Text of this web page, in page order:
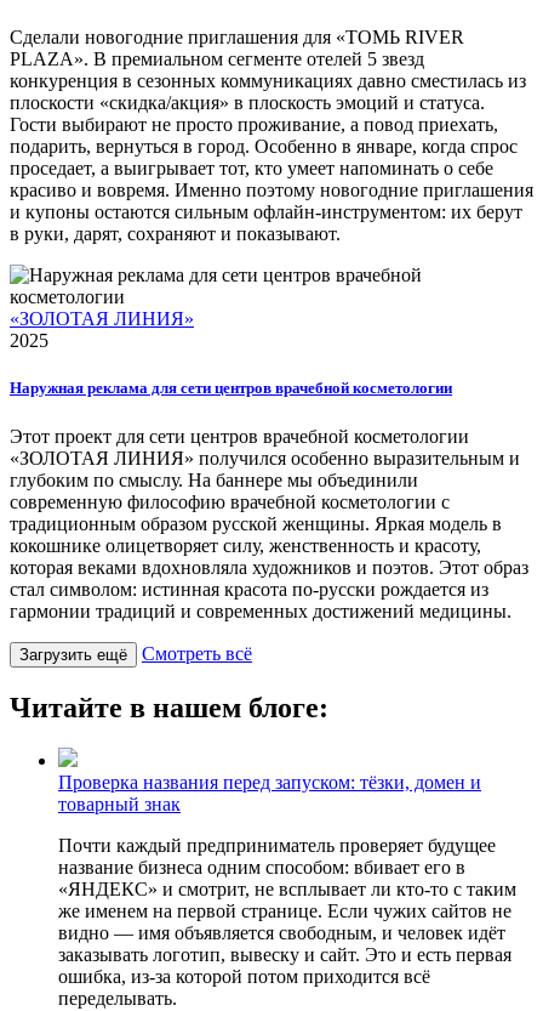
Сделали новогодние приглашения для «ТОМЬ RIVER
PLAZA». В премиальном сегменте отелей 5 звезд
конкуренция в сезонных коммуникациях давно сместилась из
плоскости «скидка/акция» в плоскость эмоций и статуса.
Гости выбирают не просто проживание, а повод приехать,
подарить, вернуться в город. Особенно в январе, когда спрос
проседает, а выигрывает тот, кто умеет напоминать о себе
красиво и вовремя. Именно поэтому новогодние приглашения
и купоны остаются сильным офлайн-инструментом: их берут
в руки, дарят, сохраняют и показывают.
«ЗОЛОТАЯ ЛИНИЯ»
2025
Наружная реклама для сети центров врачебной косметологии
Этот проект для сети центров врачебной косметологии
«ЗОЛОТАЯ ЛИНИЯ» получился особенно выразительным и
глубоким по смыслу. На баннере мы объединили
современную философию врачебной косметологии с
традиционным образом русской женщины. Яркая модель в
кокошнике олицетворяет силу, женственность и красоту,
которая веками вдохновляла художников и поэтов. Этот образ
стал символом: истинная красота по-русски рождается из
гармонии традиций и современных достижений медицины.
Загрузить ещё Смотреть всё
Читайте в нашем блоге:
Проверка названия перед запуском: тёзки, домен и
товарный знак
Почти каждый предприниматель проверяет будущее
название бизнеса одним способом: вбивает его в
«ЯНДЕКС» и смотрит, не всплывает ли кто-то с таким
же именем на первой странице. Если чужих сайтов не
видно — имя объявляется свободным, и человек идёт
заказывать логотип, вывеску и сайт. Это и есть первая
ошибка, из-за которой потом приходится всё
переделывать.